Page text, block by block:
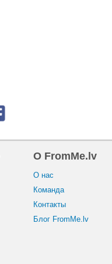
O FromMe.lv
O нас
Команда
Контакты
Блог FromMe.lv